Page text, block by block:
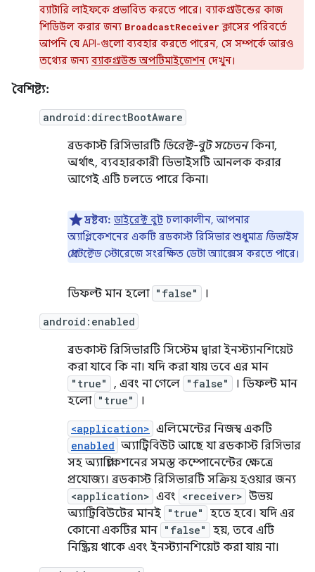
ব্যাটারি লাইফকে প্রভাবিত করতে পারে। ব্যাকগ্রাউন্ডের কাজ
শিডিউল করার জন্য BroadcastReceiver ক্লাসের পরিবর্তে
আপনি যে API-গুলো ব্যবহার করতে পারেন, সে সম্পর্কে আরও
তথ্যের জন্য ব্যাকগ্রাউন্ড অপটিমাইজেশন দেখুন।
বৈশিষ্ট্য:
android:directBootAware
ব্রডকাস্ট রিসিভারটি ডিরেক্ট-বুট সচেতনকিনা,
অর্থাৎ, ব্যবহারকারী ডিভাইসটি আনলক করার
আগেই এটি চলতে পারে কিনা।
দ্রষ্টব্য: ডাইরেক্ট বুট চলাকালীন, আপনার
অ্যাপ্লিকেশনের একটি ব্রডকাস্ট রিসিভার শুধুমাত্র ডিভাইস
প্রোটেক্টেডস্টোরেজে সংরক্ষিত ডেটা অ্যাক্সেস করতে পারে।
ডিফল্ট মান হলো "false" ।
android:enabled
ব্রডকাস্ট রিসিভারটি সিস্টেম দ্বারা ইনস্ট্যানশিয়েট
করা যাবে কি না। যদি করা যায় তবে এর মান
"true" , এবং না গেলে "false"
। ডিফল্ট মান
হলো "true" ।
<application> এলিমেন্টের নিজস্ব একটি
enabled অ্যাট্রিবিউট আছে যা ব্রডকাস্ট রিসিভার
সহ অ্যাপ্লিকেশনের সমস্ত কম্পোনেন্টের ক্ষেত্রে
প্রযোজ্য। ব্রডকাস্ট রিসিভারটি সক্রিয় হওয়ার জন্য
<application> এবং <receiver> উভয়
অ্যাট্রিবিউটের মানই "true"
হতে হবে। যদি এর
কোনো একটির মান "false"
হয়, তবে এটি
নিষ্ক্রিয় থাকে এবং ইনস্ট্যানশিয়েট করা যায় না।